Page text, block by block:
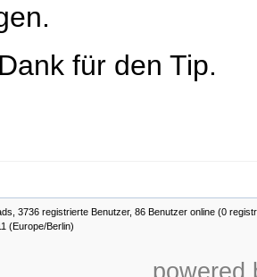
für den Tip.
3736 registrierte Benutzer, 86 Benutzer online (0
(Europe/Berlin)
powered